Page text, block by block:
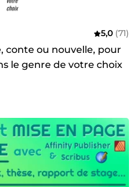
5,0 (71)
conte ou nouvelle, pour
le genre de votre choix